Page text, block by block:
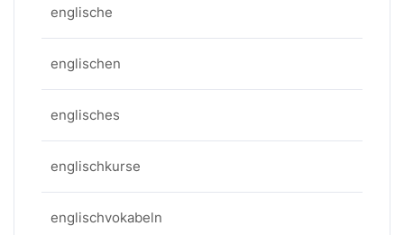
englische
englischen
englisches
englischkurse
englischvokabeln